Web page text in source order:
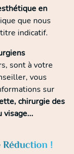
en
que nous
indicatif.
sont à votre
vous
sur
chirurgie des
visage...
!